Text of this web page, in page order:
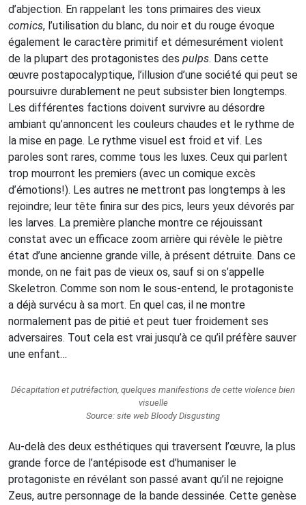
d’abjection. En rappelant les tons primaires des vieux
comics, l’utilisation du blanc, du noir et du rouge évoque
également le caractère primitif et démesurément violent
de la plupart des protagonistes des pulps. Dans cette
œuvre postapocalyptique, l’illusion d’une société qui peut se
poursuivre durablement ne peut subsister bien longtemps.
Les différentes factions doivent survivre au désordre
ambiant qu’annoncent les couleurs chaudes et le rythme de
la mise en page. Le rythme visuel est froid et vif. Les
paroles sont rares, comme tous les luxes. Ceux qui parlent
trop mourront les premiers (avec un comique excès
d’émotions!). Les autres ne mettront pas longtemps à les
rejoindre; leur tête finira sur des pics, leurs yeux dévorés par
les larves. La première planche montre ce réjouissant
constat avec un efficace zoom arrière qui révèle le piètre
état d’une ancienne grande ville, à présent détruite. Dans ce
monde, on ne fait pas de vieux os, sauf si on s’appelle
Skeletron. Comme son nom le sous-entend, le protagoniste
a déjà survécu à sa mort. En quel cas, il ne montre
normalement pas de pitié et peut tuer froidement ses
adversaires. Tout cela est vrai jusqu’à ce qu’il préfère sauver
une enfant…
Décapitation et putréfaction, quelques manifestions de cette violence bien
visuelle
Source: site web Bloody Disgusting
Au-delà des deux esthétiques qui traversent l’œuvre, la plus
grande force de l’antépisode est d’humaniser le
protagoniste en révélant son passé avant qu’il ne rejoigne
Zeus, autre personnage de la bande dessinée. Cette genèse